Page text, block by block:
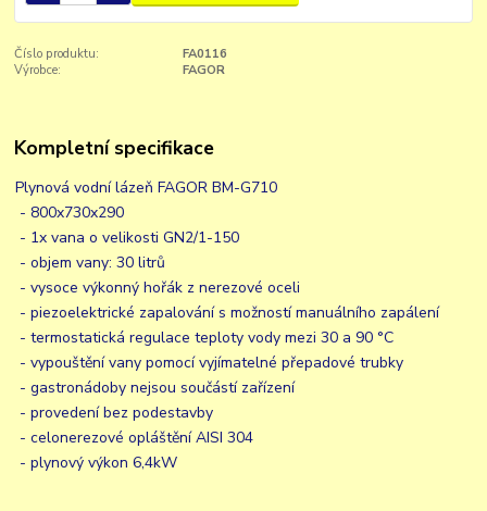
Číslo produktu:
FA0116
Výrobce:
FAGOR
Kompletní specifikace
Plynová vodní lázeň FAGOR BM-G710
- 800x730x290
- 1x vana o velikosti GN2/1-150
- objem vany: 30 litrů
- vysoce výkonný hořák z nerezové oceli
- piezoelektrické zapalování s možností manuálního zapálení
- termostatická regulace teploty vody mezi 30 a 90 °C
- vypouštění vany pomocí vyjímatelné přepadové trubky
- gastronádoby nejsou součástí zařízení
- provedení bez podestavby
- celonerezové opláštění AISI 304
- plynový výkon 6,4kW